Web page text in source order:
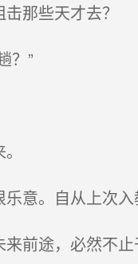
那些天才去？
？”
意。自从上次入
前途，必然不止